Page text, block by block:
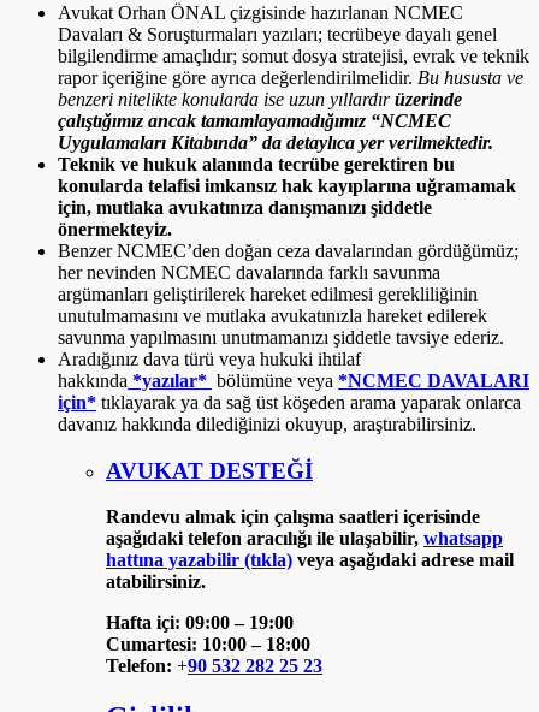
Avukat Orhan ÖNAL çizgisinde hazırlanan NCMEC
Davaları & Soruşturmaları yazıları; tecrübeye dayalı genel
bilgilendirme amaçlıdır; somut dosya stratejisi, evrak ve teknik
rapor içeriğine göre ayrıca değerlendirilmelidir. Bu hususta ve
benzeri nitelikte konularda ise uzun yıllardırüzerinde
çalıştığımız ancak tamamlayamadığımız “NCMEC
Uygulamaları Kitabında” da detaylıca yer verilmektedir.
Teknik ve hukuk alanında tecrübe gerektiren bu
konularda telafisi imkansız hak kayıplarına uğramamak
için, mutlaka avukatınıza danışmanızı şiddetle
önermekteyiz.
Benzer NCMEC’den doğan ceza davalarından gördüğümüz;
her nevinden NCMEC davalarında farklı savunma
argümanları geliştirilerek hareket edilmesi gerekliliğinin
unutulmamasını ve mutlaka avukatınızla hareket edilerek
savunma yapılmasını unutmamanızı şiddetle tavsiye ederiz.
Aradığınız dava türü veya hukuki ihtilaf
hakkında *yazılar* bölümüne veya *NCMEC DAVALARI
için* tıklayarak ya da sağ üst köşeden arama yaparak onlarca
davanız hakkında dilediğinizi okuyup, araştırabilirsiniz.
AVUKAT DESTEĞİ
Randevu almak için çalışma saatleri içerisinde
aşağıdaki telefon aracılığı ile ulaşabilir, whatsapp
hattına yazabilir (tıkla) veya aşağıdaki adrese mail
atabilirsiniz.
Hafta içi: 09:00 – 19:00
Cumartesi: 10:00 – 18:00
Telefon: +90 532 282 25 23